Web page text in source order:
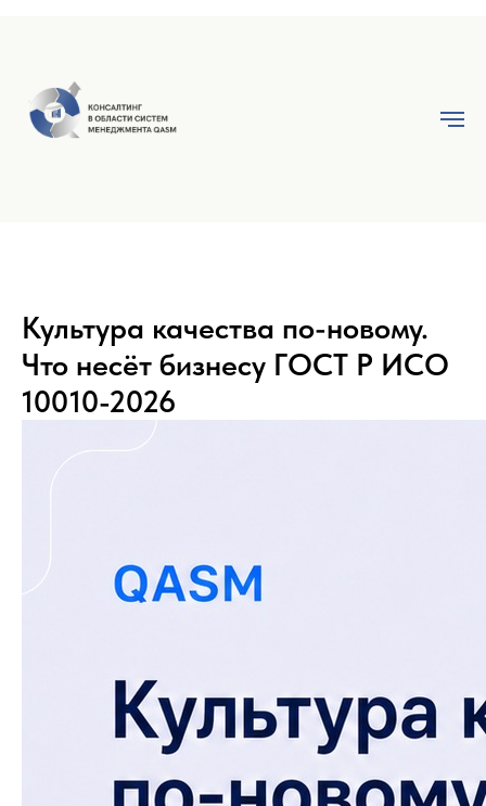
Культура качества по-новому.
Что несёт бизнесу ГОСТ Р ИСО
10010-2026